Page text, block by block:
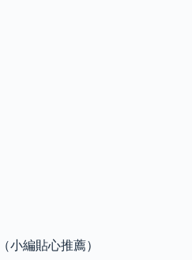
小編貼心推薦）